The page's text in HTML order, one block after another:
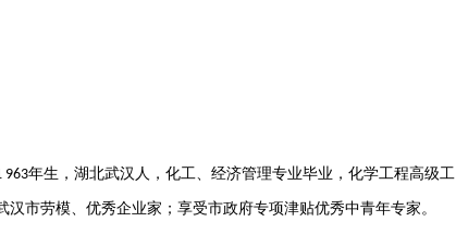
963年生，湖北武汉人，化工、经济管理专业毕业，化学工程高级工
市劳模、优秀企业家；享受市政府专项津贴优秀中青年专家。